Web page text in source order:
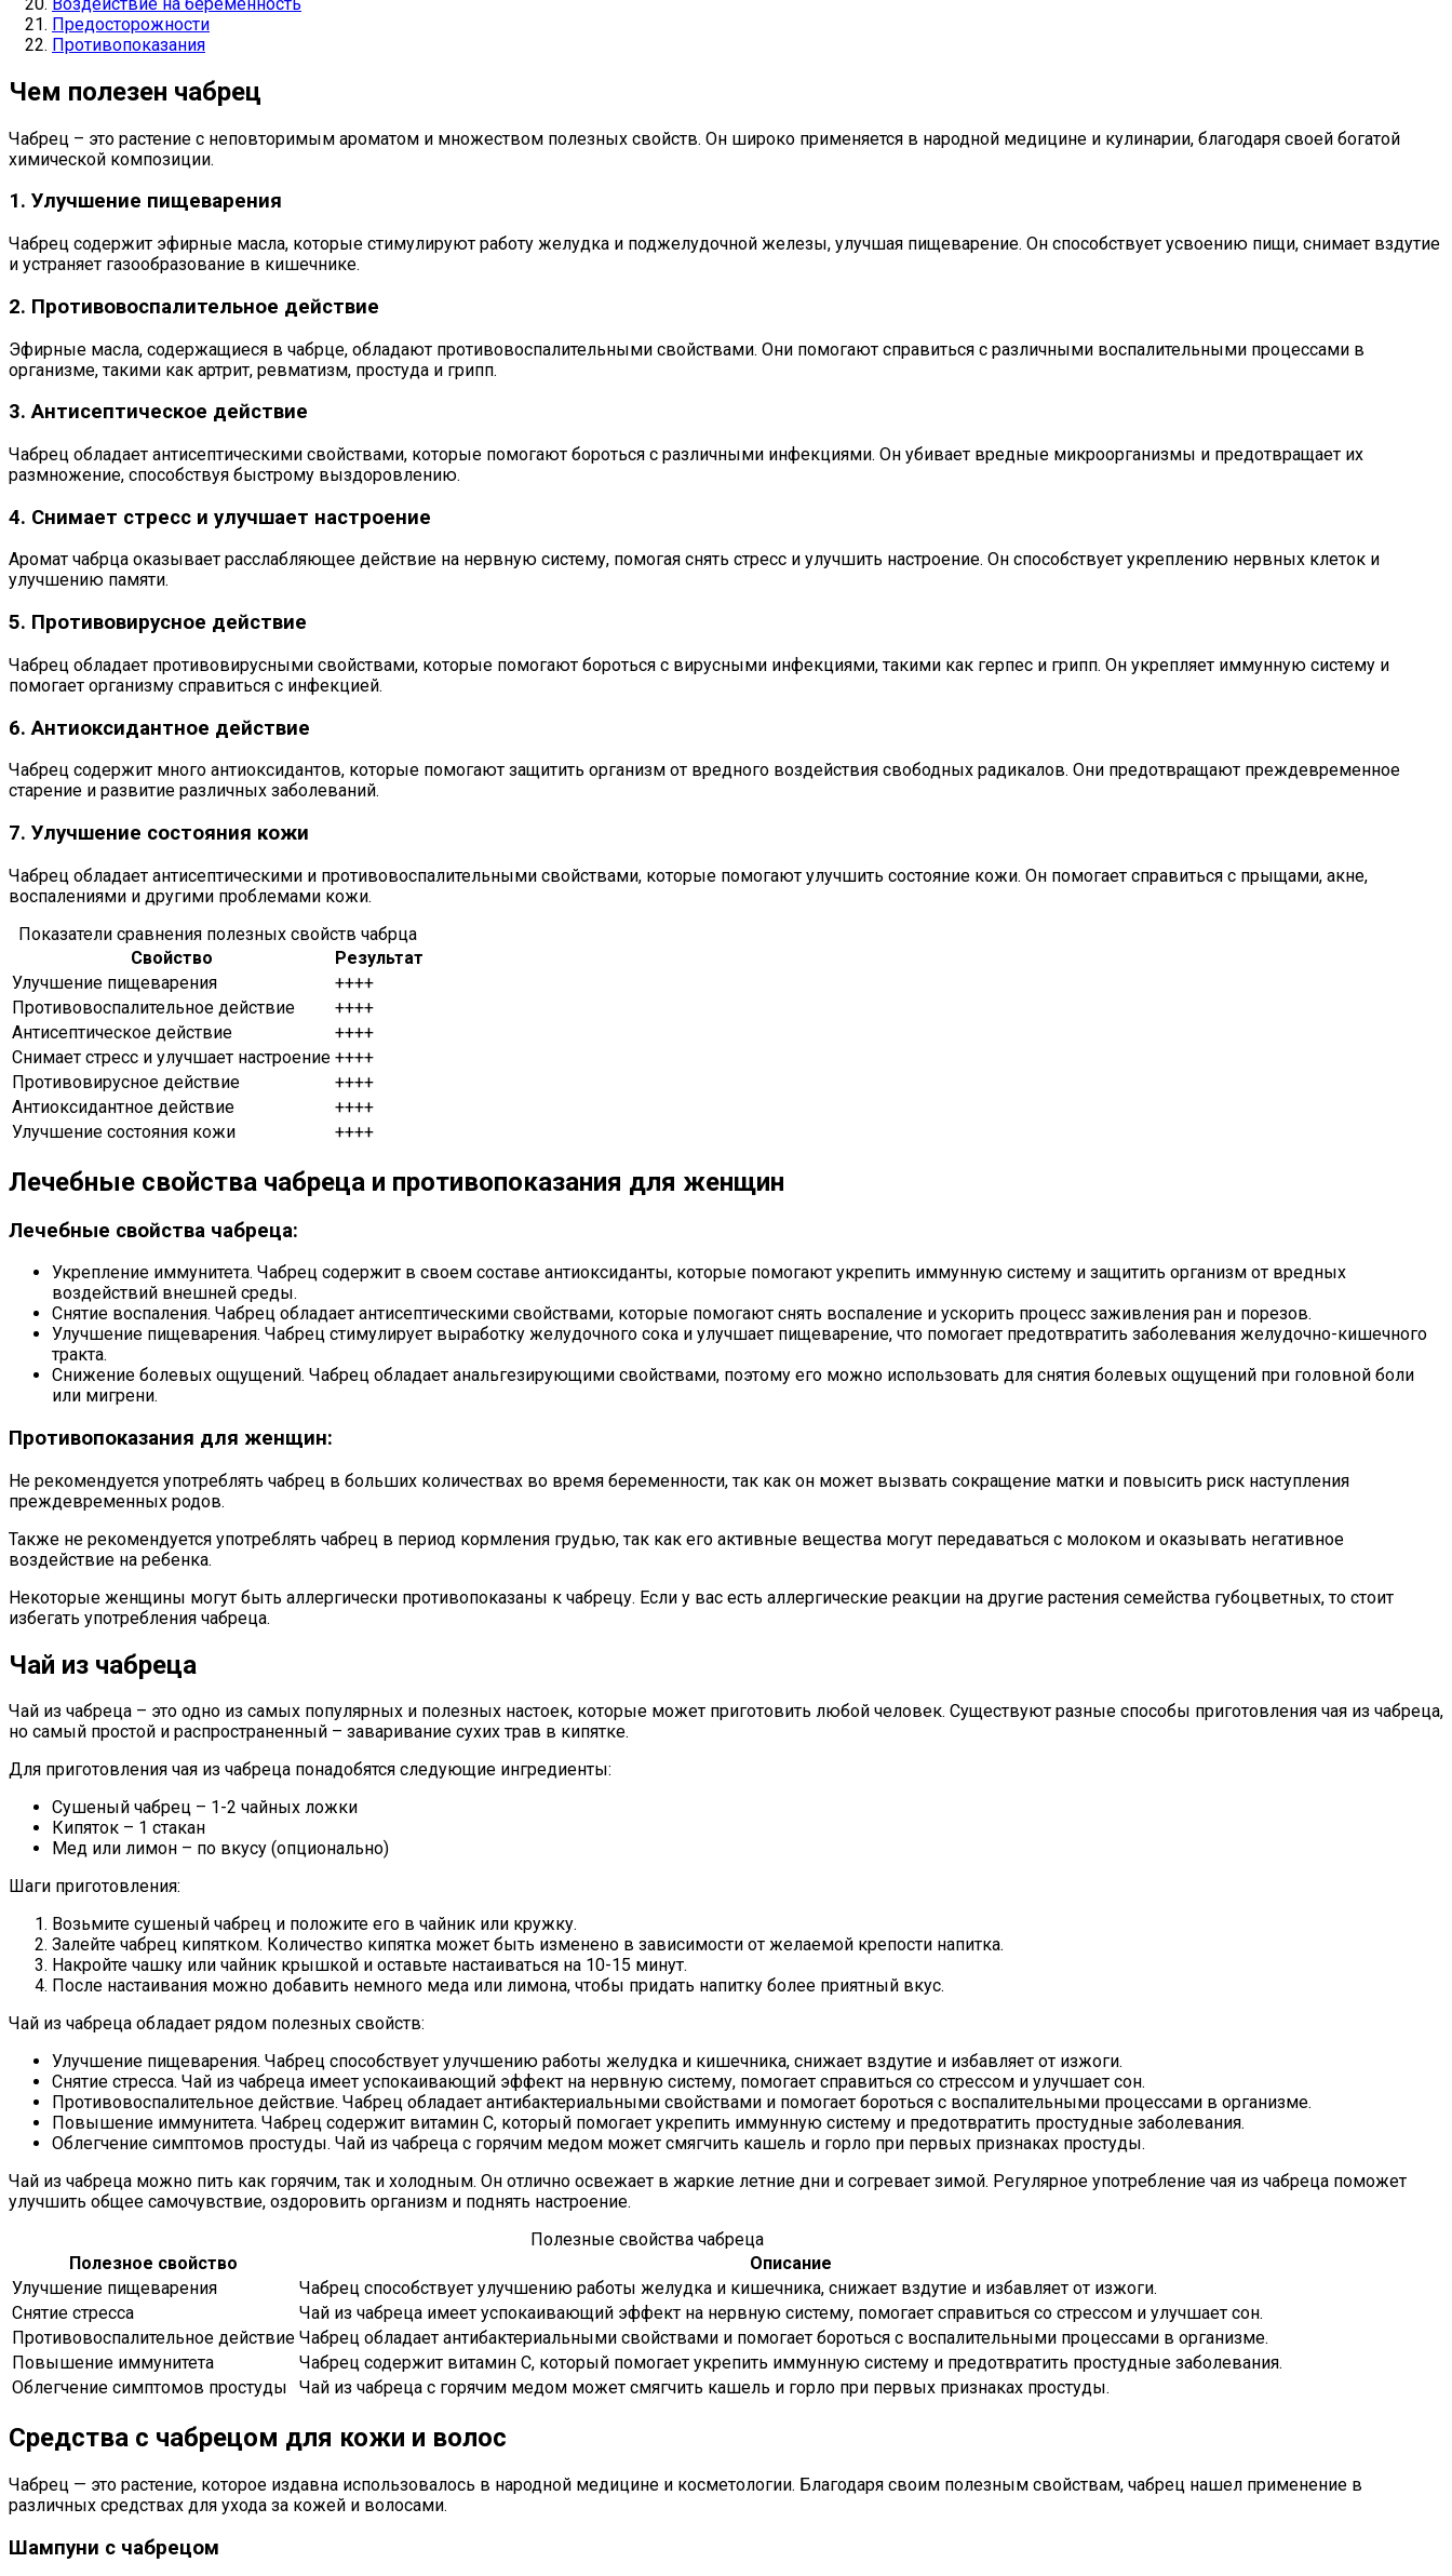
Предосторожности
Противопоказания
Чем полезен чабрец
Чабрец – это растение с неповторимым ароматом и множеством полезных свойств. Он широко применяется в народной медицине и кулинарии, благодаря своей богатой
химической композиции.
1. Улучшение пищеварения
Чабрец содержит эфирные масла, которые стимулируют работу желудка и поджелудочной железы, улучшая пищеварение. Он способствует усвоению пищи, снимает вздутие
и устраняет газообразование в кишечнике.
2. Противовоспалительное действие
Эфирные масла, содержащиеся в чабрце, обладают противовоспалительными свойствами. Они помогают справиться с различными воспалительными процессами в
организме, такими как артрит, ревматизм, простуда и грипп.
3. Антисептическое действие
Чабрец обладает антисептическими свойствами, которые помогают бороться с различными инфекциями. Он убивает вредные микроорганизмы и предотвращает их
размножение, способствуя быстрому выздоровлению.
4. Снимает стресс и улучшает настроение
Аромат чабрца оказывает расслабляющее действие на нервную систему, помогая снять стресс и улучшить настроение. Он способствует укреплению нервных клеток и
улучшению памяти.
5. Противовирусное действие
Чабрец обладает противовирусными свойствами, которые помогают бороться с вирусными инфекциями, такими как герпес и грипп. Он укрепляет иммунную систему и
помогает организму справиться с инфекцией.
6. Антиоксидантное действие
Чабрец содержит много антиоксидантов, которые помогают защитить организм от вредного воздействия свободных радикалов. Они предотвращают преждевременное
старение и развитие различных заболеваний.
7. Улучшение состояния кожи
Чабрец обладает антисептическими и противовоспалительными свойствами, которые помогают улучшить состояние кожи. Он помогает справиться с прыщами, акне,
воспалениями и другими проблемами кожи.
Показатели сравнения полезных свойств чабрца
Свойство
Результат
Улучшение пищеварения
++++
Противовоспалительное действие
++++
Антисептическое действие
++++
Снимает стресс и улучшает настроение ++++
Противовирусное действие
++++
Антиоксидантное действие
++++
Улучшение состояния кожи
++++
Лечебные свойства чабреца и противопоказания для женщин
Лечебные свойства чабреца:
Укрепление иммунитета. Чабрец содержит в своем составе антиоксиданты, которые помогают укрепить иммунную систему и защитить организм от вредных
воздействий внешней среды.
Снятие воспаления. Чабрец обладает антисептическими свойствами, которые помогают снять воспаление и ускорить процесс заживления ран и порезов.
Улучшение пищеварения. Чабрец стимулирует выработку желудочного сока и улучшает пищеварение, что помогает предотвратить заболевания желудочно-кишечного
тракта.
Снижение болевых ощущений. Чабрец обладает анальгезирующими свойствами, поэтому его можно использовать для снятия болевых ощущений при головной боли
или мигрени.
Противопоказания для женщин:
Не рекомендуется употреблять чабрец в больших количествах во время беременности, так как он может вызвать сокращение матки и повысить риск наступления
преждевременных родов.
Также не рекомендуется употреблять чабрец в период кормления грудью, так как его активные вещества могут передаваться с молоком и оказывать негативное
воздействие на ребенка.
Некоторые женщины могут быть аллергически противопоказаны к чабрецу. Если у вас есть аллергические реакции на другие растения семейства губоцветных, то стоит
избегать употребления чабреца.
Чай из чабреца
Чай из чабреца – это одно из самых популярных и полезных настоек, которые может приготовить любой человек. Существуют разные способы приготовления чая из чабреца,
но самый простой и распространенный – заваривание сухих трав в кипятке.
Для приготовления чая из чабреца понадобятся следующие ингредиенты:
Сушеный чабрец – 1-2 чайных ложки
Кипяток – 1 стакан
Мед или лимон – по вкусу (опционально)
Шаги приготовления:
Возьмите сушеный чабрец и положите его в чайник или кружку.
Залейте чабрец кипятком. Количество кипятка может быть изменено в зависимости от желаемой крепости напитка.
Накройте чашку или чайник крышкой и оставьте настаиваться на 10-15 минут.
После настаивания можно добавить немного меда или лимона, чтобы придать напитку более приятный вкус.
Чай из чабреца обладает рядом полезных свойств:
Улучшение пищеварения. Чабрец способствует улучшению работы желудка и кишечника, снижает вздутие и избавляет от изжоги.
Снятие стресса. Чай из чабреца имеет успокаивающий эффект на нервную систему, помогает справиться со стрессом и улучшает сон.
Противовоспалительное действие. Чабрец обладает антибактериальными свойствами и помогает бороться с воспалительными процессами в организме.
Повышение иммунитета. Чабрец содержит витамин С, который помогает укрепить иммунную систему и предотвратить простудные заболевания.
Облегчение симптомов простуды. Чай из чабреца с горячим медом может смягчить кашель и горло при первых признаках простуды.
Чай из чабреца можно пить как горячим, так и холодным. Он отлично освежает в жаркие летние дни и согревает зимой. Регулярное употребление чая из чабреца поможет
улучшить общее самочувствие, оздоровить организм и поднять настроение.
Полезные свойства чабреца
Полезное свойство
Описание
Улучшение пищеварения
Чабрец способствует улучшению работы желудка и кишечника, снижает вздутие и избавляет от изжоги.
Снятие стресса
Чай из чабреца имеет успокаивающий эффект на нервную систему, помогает справиться со стрессом и улучшает сон.
Противовоспалительное действие Чабрец обладает антибактериальными свойствами и помогает бороться с воспалительными процессами в организме.
Повышение иммунитета
Чабрец содержит витамин С, который помогает укрепить иммунную систему и предотвратить простудные заболевания.
Облегчение симптомов простуды
Чай из чабреца с горячим медом может смягчить кашель и горло при первых признаках простуды.
Средства с чабрецом для кожи и волос
Чабрец — это растение, которое издавна использовалось в народной медицине и косметологии. Благодаря своим полезным свойствам, чабрец нашел применение в
различных средствах для ухода за кожей и волосами.
Шампуни с чабрецом